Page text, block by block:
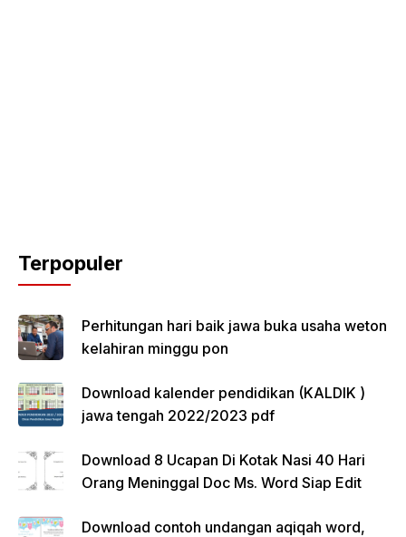
Terpopuler
Perhitungan hari baik jawa buka usaha weton
kelahiran minggu pon
Download kalender pendidikan (KALDIK )
jawa tengah 2022/2023 pdf
Download 8 Ucapan Di Kotak Nasi 40 Hari
Orang Meninggal Doc Ms. Word Siap Edit
Download contoh undangan aqiqah word,